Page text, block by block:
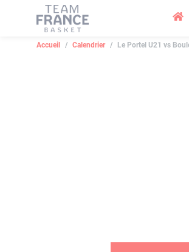
Accueil Calendrier Le Portel U21 vs
Panneau de gestion des cookies